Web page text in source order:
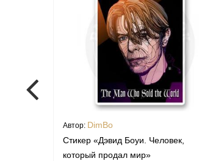
Автор: DimBo
Стикер «Дэвид Боуи. Человек,
который продал мир»